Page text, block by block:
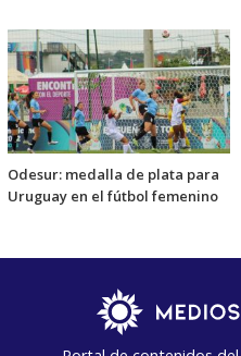
Odesur: medalla de plata para
Uruguay en el fútbol femenino